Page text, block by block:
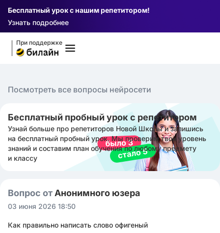
Бесплатный урок с нашим репетитором!
Узнать подробнее
При поддержке
Посмотреть все вопросы нейросети
Бесплатный пробный урок с репетитором
Узнай больше про репетиторов Новой Школы и запишись
на бесплатный пробный урок. Мы проверим твой уровень
знаний и составим план обучения по любому предмету
и классу
Вопрос от Анонимного юзера
03 июня 2026 18:50
Как правильно написать слово офигеный